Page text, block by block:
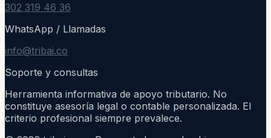
302 319 46 36
WhatsApp / Llamadas
info@tribai.co
Soporte y consultas
Herramienta informativa de apoyo tributario. No
constituye asesoría legal o contable personalizada. El
criterio profesional siempre prevalece.